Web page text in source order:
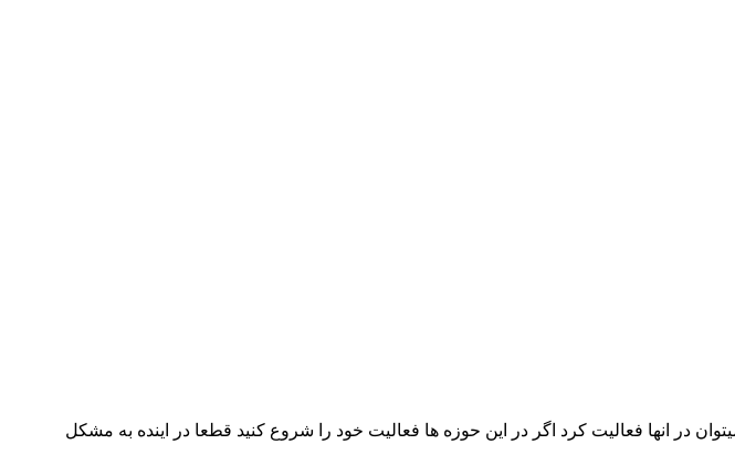
در انها فعالیت کرد اگر در این حوزه ها فعالیت خود را شروع کنید قطعا در اینده به مشکل